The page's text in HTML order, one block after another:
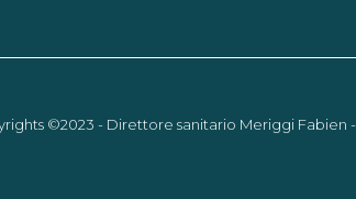
©2023 - Direttore sanitario Meriggi Fabien -